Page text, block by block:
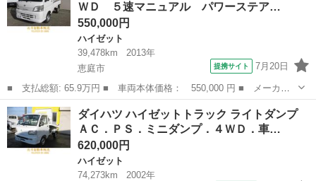
などお車のことなら何でもご相...ＷＤ ５速マニュアル パワーステア…
550,000円
ハイゼット
39,478km
2013年
恵庭市
提携サイト 7月20日
■ 支払総額: 65.9万円 ■ 車両本体価格： 550,000 円 ■ メーカー
名： ダイハツ ■ 車種名： ハイゼットトラック ■ グレード
名： スペシャル ４ＷＤ ５速マニュアル パワーステアリング
■ 排気量： 6...
北海道 恵庭市 ハイゼット
ダイハツ ハイゼットトラック ライトダンプ
ＡＣ．ＰＳ．ミニダンプ．４ＷＤ．車…
620,000円
ハイゼット
74,273km
2002年